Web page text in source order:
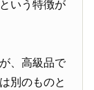
いう特徴が
、高級品で
別のものと